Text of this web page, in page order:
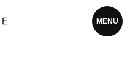
MENU